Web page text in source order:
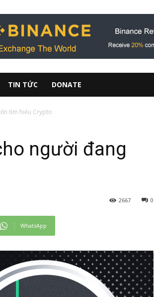
TIN TỨC DONATE
tìm hiểu Crypto
người đang
0
2667
WhatsApp